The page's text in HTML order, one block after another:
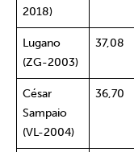
2018)
Lugano
(ZG-2003)
37,08
César
Sampaio
(VL-2004)
36,70